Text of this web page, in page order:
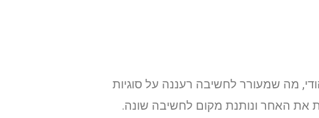
מה שמעורר לחשיבה רעננה על סוגיות
את האחר ונותנת מקום לחשיבה שונה.